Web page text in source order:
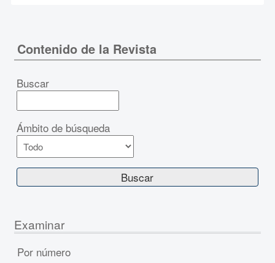
Contenido de la Revista
Buscar
Ámbito de búsqueda
Examinar
Por número